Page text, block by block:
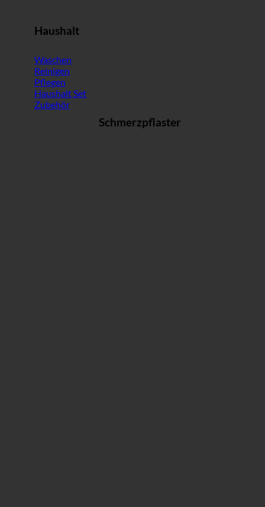
Haushalt
Waschen
Reinigen
Pflegen
Haushalt Set
Zubehör
Schmerzpflaster